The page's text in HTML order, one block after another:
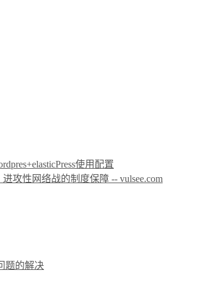
使用配置
攻性网络战的制度保障 -- vulsee.com
题的解决